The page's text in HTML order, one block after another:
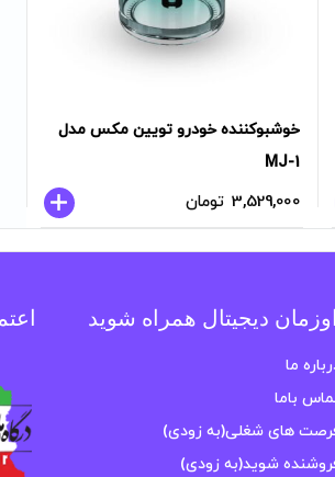
خوشبوکننده خودرو تویین مکس مدل
MJ-1
3,529,000 تومان
اوزمان دیجیتال همراه شوید
ما
باما
های شغلی(به زودی)
شوید(به زودی)